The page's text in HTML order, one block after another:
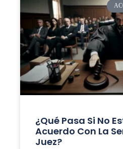
¿Qué Pasa Si No
Acuerdo Con La
Juez?